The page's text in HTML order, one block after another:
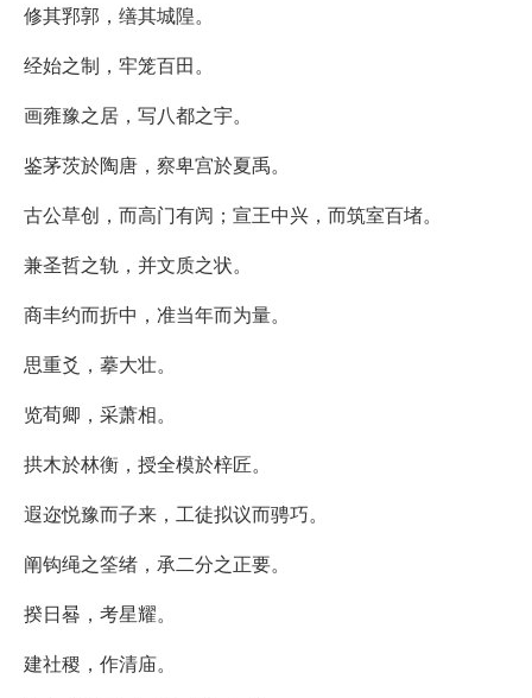
修其郛郭，缮其城隍。
经始之制，牢笼百田。
画雍豫之居，写八都之宇。
鉴茅茨於陶唐，察卑宫於夏禹。
古公草创，而高门有闶；宣王中兴，而筑室百堵。
兼圣哲之轨，并文质之状。
商丰约而折中，准当年而为量。
思重爻，摹大壮。
览荀卿，采萧相。
拱木於林衡，授全模於梓匠。
遐迩悦豫而子来，工徒拟议而骋巧。
阐钩绳之筌绪，承二分之正要。
揆日晷，考星耀。
建社稷，作清庙。